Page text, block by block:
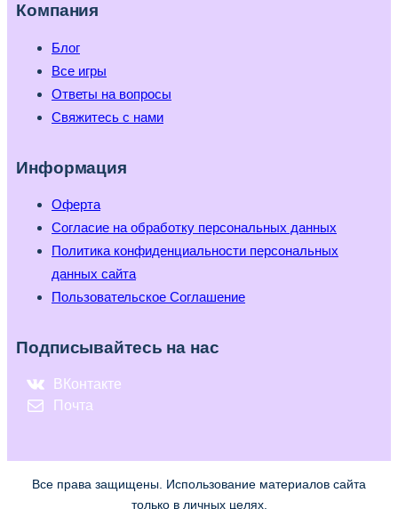
Компания
Блог
Все игры
Ответы на вопросы
Свяжитесь с нами
Информация
Оферта
Согласие на обработку персональных данных
Политика конфиденциальности персональных
данных сайта
Пользовательское Соглашение
Подписывайтесь на нас
ВКонтакте
Почта
Все права защищены. Использование материалов сайта
только в личных целях.